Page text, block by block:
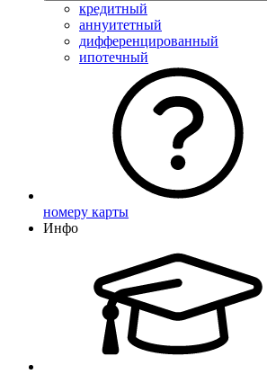
кредитный
аннуитетный
дифференцированный
ипотечный
номеру карты
Инфо